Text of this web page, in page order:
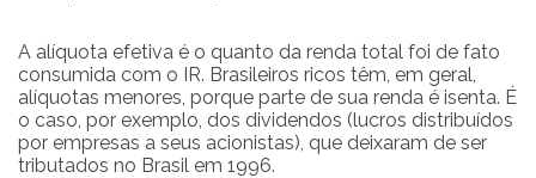
A alíquota efetiva é o quanto da renda total foi de fato
consumida com o IR. Brasileiros ricos têm, em geral,
alíquotas menores, porque parte de sua renda é isenta. É
o caso, por exemplo, dos dividendos (lucros distribuídos
por empresas a seus acionistas), que deixaram de ser
tributados no Brasil em 1996.